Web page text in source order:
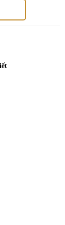
áp dụng công